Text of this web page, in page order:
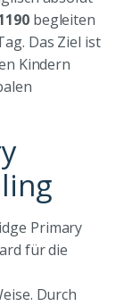
begleiten
Das Ziel ist
Kindern
Primary
für die
Durch